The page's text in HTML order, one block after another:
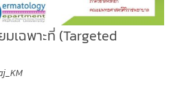
เฉพาะที่ (Targeted